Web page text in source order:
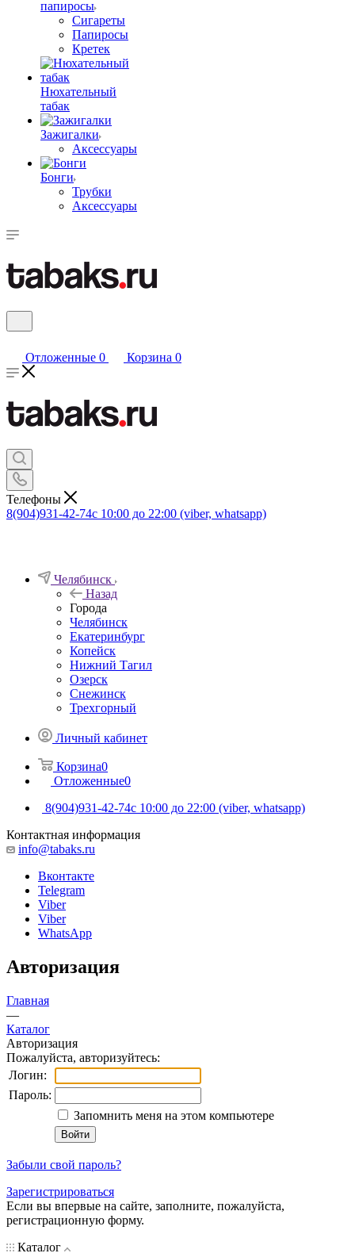
папиросы
Сигареты
Папиросы
Кретек
Нюхательный
табак
Зажигалки
Аксессуары
Бонги
Трубки
Аксессуары
Отложенные 0 Корзина 0
Телефоны
8(904)931-42-74с 10:00 до 22:00 (viber, whatsapp)
Челябинск
Назад
Города
Челябинск
Екатеринбург
Копейск
Нижний Тагил
Озерск
Снежинск
Трехгорный
Личный кабинет
Корзина0
Отложенные0
8(904)931-42-74с 10:00 до 22:00 (viber, whatsapp)
Контактная информация
info@tabaks.ru
Вконтакте
Telegram
Viber
Viber
WhatsApp
Авторизация
Главная
—
Каталог
Авторизация
Пожалуйста, авторизуйтесь:
Логин:
Пароль:
Запомнить меня на этом компьютере
Забыли свой пароль?
Зарегистрироваться
Если вы впервые на сайте, заполните, пожалуйста,
регистрационную форму.
Каталог